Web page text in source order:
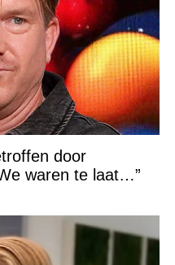
door
waren te laat…”